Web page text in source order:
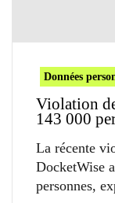
Données
Violation
143 000
La récente
DocketWise
personnes,